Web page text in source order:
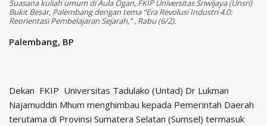
Suasana kuliah umum di Aula Ogan, FKIP Universitas Sriwijaya (Unsri)
Bukit Besar, Palembang dengan tema “Era Revolusi Industri 4.0:
Reorientasi Pembelajaran Sejarah,” , Rabu (6/2).
Palembang, BP
Dekan FKIP Universitas Tadulako (Untad) Dr Lukman
Najamuddin Mhum menghimbau kepada Pemerintah Daerah
terutama di Provinsi Sumatera Selatan (Sumsel) termasuk